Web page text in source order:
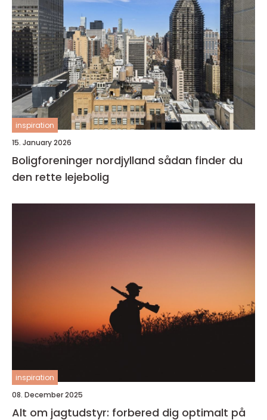
inspiration
15. January 2026
Boligforeninger nordjylland sådan finder du
den rette lejebolig
inspiration
08. December 2025
Alt om jagtudstyr: forbered dig optimalt på